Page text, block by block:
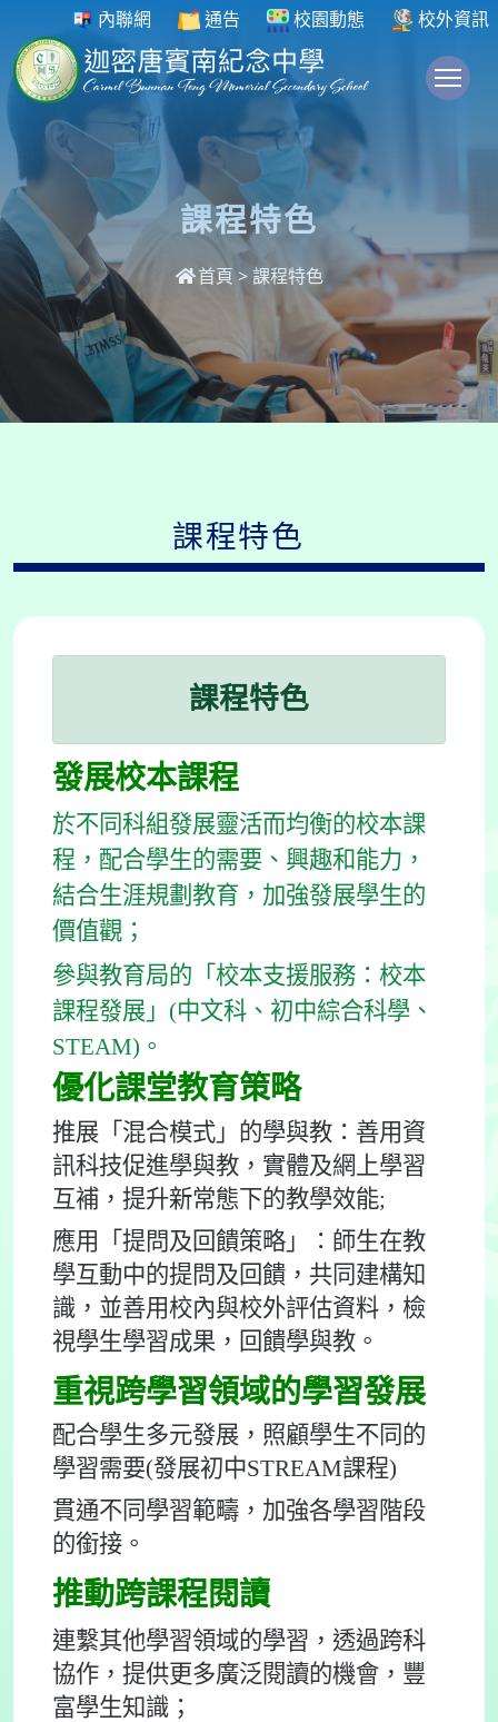
內聯網 通告 校園動態 校外資訊
課程特色
首頁 > 課程特色
課程特色
課程特色
發展校本課程
於不同科組發展靈活而均衡的校本課
程，配合學生的需要、興趣和能力，
結合生涯規劃教育，加強發展學生的
價值觀；
參與教育局的「校本支援服務：校本
課程發展」(中文科、初中綜合科學、
STEAM)。
優化課堂教育策略
推展「混合模式」的學與教：善用資
訊科技促進學與教，實體及網上學習
互補，提升新常態下的教學效能;
應用「提問及回饋策略」：師生在教
學互動中的提問及回饋，共同建構知
識，並善用校內與校外評估資料，檢
視學生學習成果，回饋學與教。
重視跨學習領域的學習發展
配合學生多元發展，照顧學生不同的
學習需要(發展初中STREAM課程)
貫通不同學習範疇，加強各學習階段
的銜接。
推動跨課程閱讀
連繫其他學習領域的學習，透過跨科
協作，提供更多廣泛閱讀的機會，豐
富學生知識；